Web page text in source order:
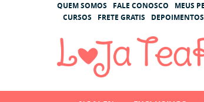
QUEM SOMOS FALE CONOSCO MEUS
CURSOS
FRETE GRATIS DEPOIMENTOS